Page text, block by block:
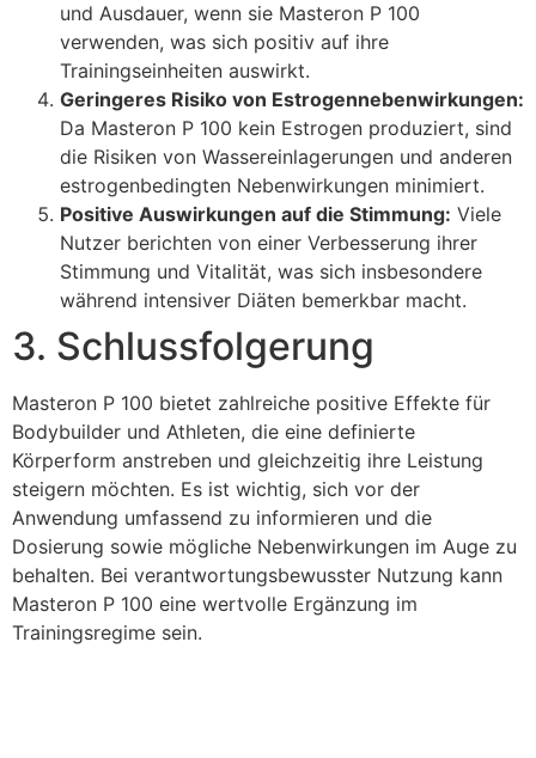
und Ausdauer, wenn sie Masteron P 100
verwenden, was sich positiv auf ihre
Trainingseinheiten auswirkt.
Geringeres Risiko von Estrogennebenwirkungen:
Da Masteron P 100 kein Estrogen produziert, sind
die Risiken von Wassereinlagerungen und anderen
estrogenbedingten Nebenwirkungen minimiert.
Positive Auswirkungen auf die Stimmung: Viele
Nutzer berichten von einer Verbesserung ihrer
Stimmung und Vitalität, was sich insbesondere
während intensiver Diäten bemerkbar macht.
3. Schlussfolgerung
Masteron P 100 bietet zahlreiche positive Effekte für
Bodybuilder und Athleten, die eine definierte
Körperform anstreben und gleichzeitig ihre Leistung
steigern möchten. Es ist wichtig, sich vor der
Anwendung umfassend zu informieren und die
Dosierung sowie mögliche Nebenwirkungen im Auge zu
behalten. Bei verantwortungsbewusster Nutzung kann
Masteron P 100 eine wertvolle Ergänzung im
Trainingsregime sein.